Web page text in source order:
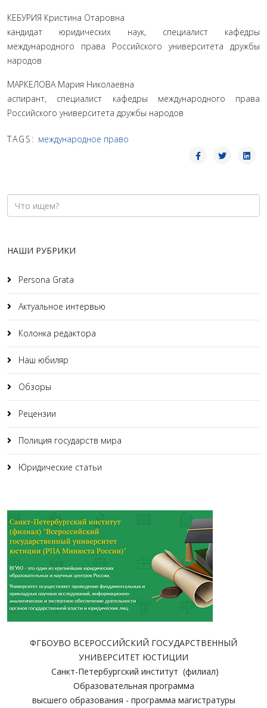
КЕБУРИЯ Кристина Отаровна
кандидат юридических наук, специалист кафедры
международного права Российского университета дружбы
народов
МАРКЕЛОВА Мария Николаевна
аспирант, специалист кафедры международного права
Российского университета дружбы народов
TAGS: международное право
НАШИ РУБРИКИ
Persona Grata
Актуальное интервью
Колонка редактора
Наш юбиляр
Обзоры
Рецензии
Полиция государств мира
Юридические статьи
ФГБОУВО ВСЕРОССИЙСКИЙ ГОСУДАРСТВЕННЫЙ
УНИВЕРСИТЕТ ЮСТИЦИИ
Санкт-Петербургский институт (филиал)
Образовательная программа
высшего образования - программа магистратуры